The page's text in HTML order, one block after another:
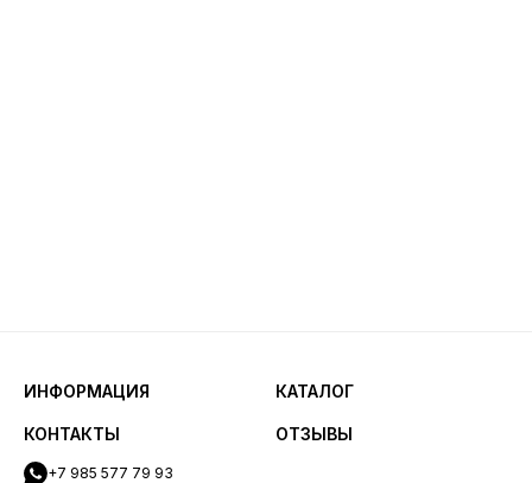
ИНФОРМАЦИЯ КАТАЛОГ
КОНТАКТЫ
+7 985 577 79 93
ОТЗЫВЫ